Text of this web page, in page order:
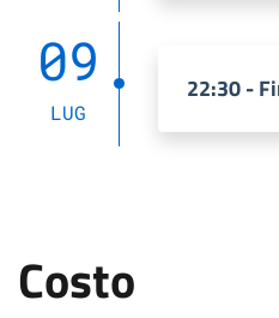
09
LUG
22:30 -
Costo